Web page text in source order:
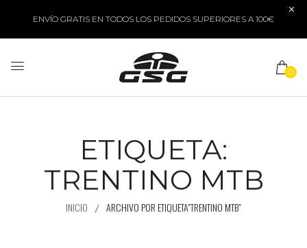
ENVÍO GRATIS EN TODOS LOS PEDIDOS SUPERIORES A 100€
0
ETIQUETA:
TRENTINO MTB
INICIO ARCHIVO POR ETIQUETA"TRENTINO MTB"